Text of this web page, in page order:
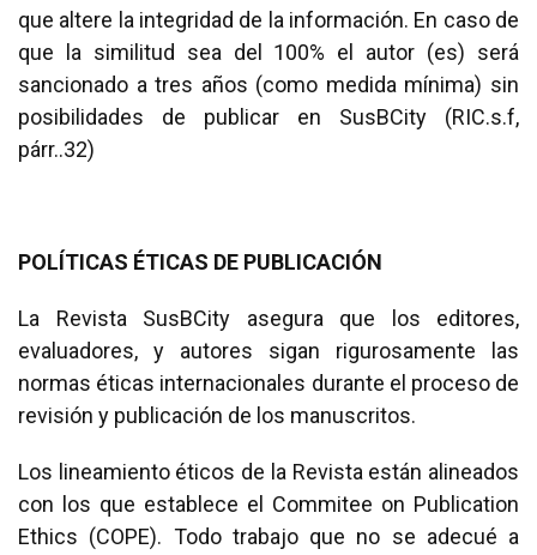
que altere la integridad de la información. En caso de
que la similitud sea del 100% el autor (es) será
sancionado a tres años (como medida mínima) sin
posibilidades de publicar en SusBCity (RIC.s.f,
párr..32)
POLÍTICAS ÉTICAS DE PUBLICACIÓN
La Revista SusBCity asegura que los editores,
evaluadores, y autores sigan rigurosamente las
normas éticas internacionales durante el proceso de
revisión y publicación de los manuscritos.
Los lineamiento éticos de la Revista están alineados
con los que establece el Commitee on Publication
Ethics (COPE). Todo trabajo que no se adecué a